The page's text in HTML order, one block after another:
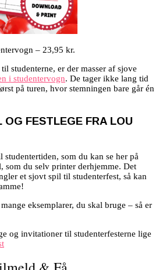
– 23,95 kr.
studenterne, er der masser af sjove
i studentervogn. De tager ikke lang tid
på turen, hvor stemningen bare går én
OG FESTLEGE FRA LOU
som du kan se her på
som du selv printer derhjemme. Det
et sjovt spil til studenterfest, så kan
eksemplarer, du skal bruge – så er
og invitationer til studenterfesterne lige